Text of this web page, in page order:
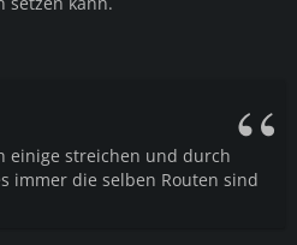
einige streichen und durch
immer die selben Routen sind